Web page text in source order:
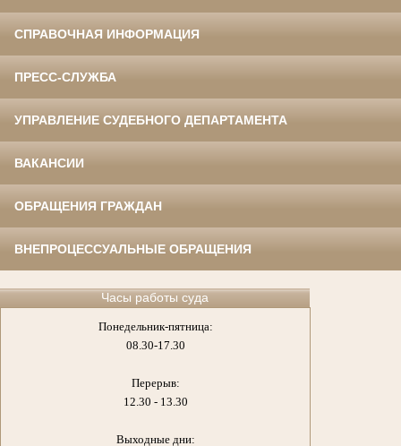
СПРАВОЧНАЯ ИНФОРМАЦИЯ
ПРЕСС-СЛУЖБА
УПРАВЛЕНИЕ СУДЕБНОГО ДЕПАРТАМЕНТА
ВАКАНСИИ
ОБРАЩЕНИЯ ГРАЖДАН
ВНЕПРОЦЕССУАЛЬНЫЕ ОБРАЩЕНИЯ
Часы работы суда
Понедельник-пятница:
08.30-17.30
Перерыв:
12.30 - 13.30
Выходные дни: